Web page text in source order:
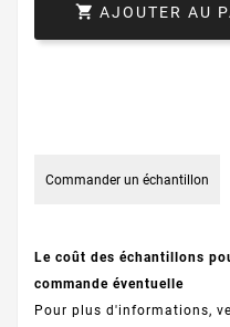
 AJOUTER AU
Commander un échantillon
Le coût des échantillons
commande éventuelle
Pour plus d'informations,